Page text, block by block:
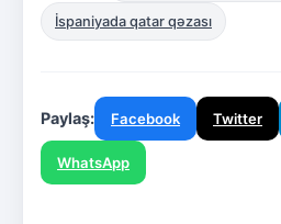
İspaniyada qatar qəzası
Paylaş: Facebook Twitter
WhatsApp